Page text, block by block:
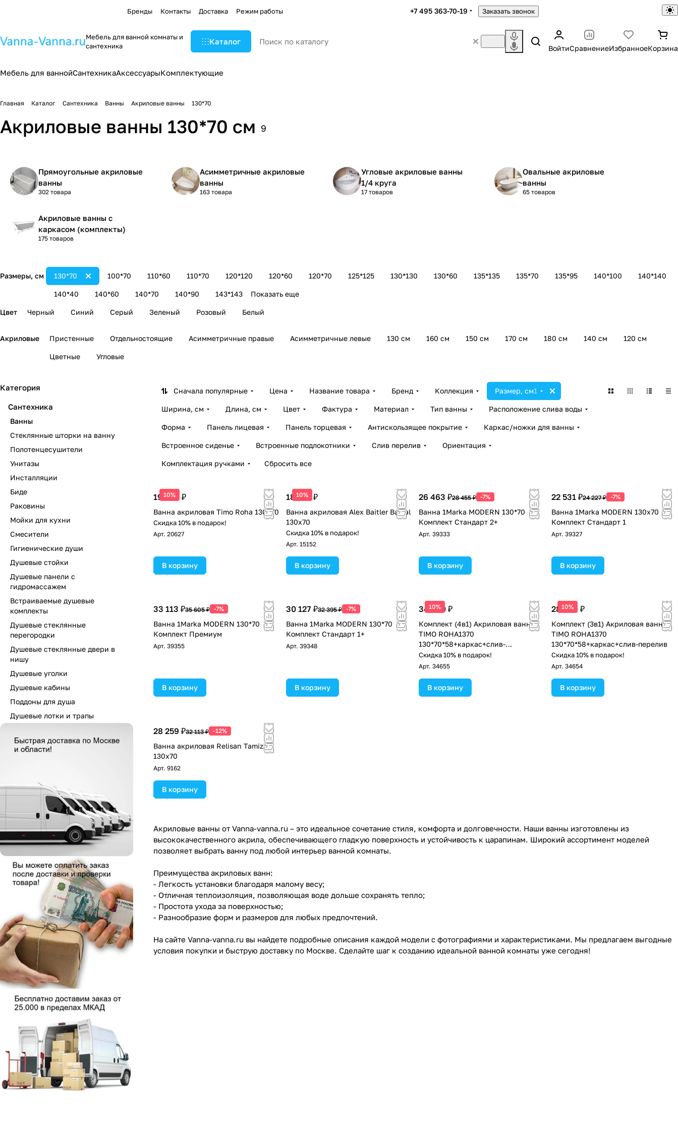
Бренды Контакты Доставка Режим работы +7 495 363-70-19 Заказать звонок
Мебель для ванной комнаты и
сантехника
Каталог
ВойтиСравнениеИзбранноеКорзина
Мебель для ваннойСантехникаАксессуарыКомплектующие
Главная Каталог Сантехника Ванны Акриловые ванны 130*70
Акриловые ванны 130*70 см 9
Прямоугольные акриловые
ванны
302 товара
Асимметричные акриловые
ванны
163 товара
Угловые акриловые ванны
1/4 круга
17 товаров
Овальные акриловые
ванны
65 товаров
Акриловые ванны с
каркасом (комплекты)
175 товаров
Размеры, см 100*70 110*60 110*70 120*120 120*60 120*70 125*125 130*130 130*60
130*70 135*135 135*70 135*95 140*100 140*140
140*40 140*60 140*70 140*90 143*143 Показать еще
Цвет Черный Синий Серый Зеленый Розовый Белый
Акриловые Пристенные Отдельностоящие Асимметричные правые Асимметричные левые 130 см 160 см 150 см 170 см 180 см 140 см 120 см
Цветные Угловые
Сначала популярные Цена Название товара Бренд Коллекция Размер, см1
Ширина, см Длина, см Цвет Фактура Материал Тип ванны Расположение слива воды
Форма Панель лицевая Панель торцевая Антискользящее покрытие Каркас/ножки для ванны
Встроенное сиденье Встроенные подлокотники Слив перелив Ориентация
Комплектация ручками Сбросить все
10%
19 400 ₽
Ванна акриловая Timo Roha 130x70
Скидка 10% в подарок!
Арт. 20627
В корзину
10%
18 661 ₽
Ванна акриловая Alex Baitler Baikal
130x70
Скидка 10% в подарок!
Арт. 15152
В корзину
26 463 ₽28 455 ₽ -7%
Ванна 1Marka MODERN 130*70
Комплект Стандарт 2+
Арт. 39333
В корзину
22 531 ₽24 227 ₽ -7%
Ванна 1Marka MODERN 130х70
Комплект Стандарт 1
Арт. 39327
В корзину
33 113 ₽35 605 ₽ -7%
Ванна 1Marka MODERN 130*70
Комплект Премиум
Арт. 39355
В корзину
30 127 ₽32 395 ₽ -7%
Ванна 1Marka MODERN 130*70
Комплект Стандарт 1+
Арт. 39348
В корзину
10%
34 000 ₽
Комплект (4в1) Акриловая ванна
TIMO ROHA1370
130*70*58+каркас+слив-
перелив+фронтальная панель
Скидка 10% в подарок!
Арт. 34655
В корзину
10%
28 300 ₽
Комплект (3в1) Акриловая ванна
TIMO ROHA1370
130*70*58+каркас+слив-перелив
Скидка 10% в подарок!
Арт. 34654
В корзину
28 259 ₽32 113 ₽ -12%
Ванна акриловая Relisan Tamiza
130x70
Арт. 9162
В корзину
Акриловые ванны от Vanna-vanna.ru – это идеальное сочетание стиля, комфорта и долговечности. Наши ванны изготовлены из
высококачественного акрила, обеспечивающего гладкую поверхность и устойчивость к царапинам. Широкий ассортимент моделей
позволяет выбрать ванну под любой интерьер ванной комнаты.
Преимущества акриловых ванн:
- Легкость установки благодаря малому весу;
- Отличная теплоизоляция, позволяющая воде дольше сохранять тепло;
- Простота ухода за поверхностью;
- Разнообразие форм и размеров для любых предпочтений.
На сайте Vanna-vanna.ru вы найдете подробные описания каждой модели с фотографиями и характеристиками. Мы предлагаем выгодные
условия покупки и быструю доставку по Москве. Сделайте шаг к созданию идеальной ванной комнаты уже сегодня!
Категория
Сантехника
Ванны
Стеклянные шторки на ванну
Полотенцесушители
Унитазы
Инсталляции
Биде
Раковины
Мойки для кухни
Смесители
Гигиенические души
Душевые стойки
Душевые панели с
гидромассажем
Встраиваемые душевые
комплекты
Душевые стеклянные
перегородки
Душевые стеклянные двери в
нишу
Душевые уголки
Душевые кабины
Поддоны для душа
Душевые лотки и трапы